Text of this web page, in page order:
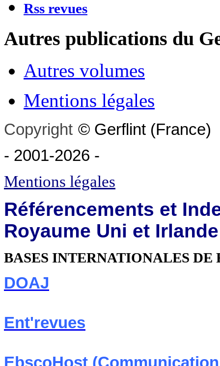
Rss revues
Autres publications du
Autres volumes
Mentions légales
Copyright © Gerflint (France)
- 2001-2026 -
Mentions légales
Référencements et
Royaume Uni et Irlande
BASES INTERNATIONALES DE
DOAJ
Ent'revues
EbscoHost (